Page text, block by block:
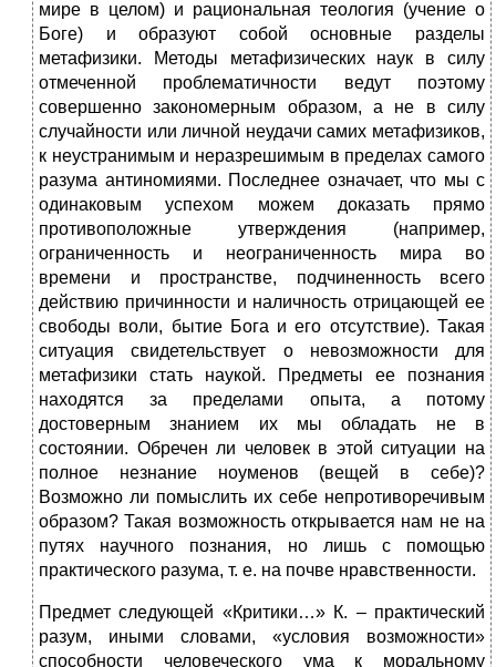
мире в целом) и рациональная теология (учение о
Боге) и образуют собой основные разделы
метафизики. Методы метафизических наук в силу
отмеченной проблематичности ведут поэтому
совершенно закономерным образом, а не в силу
случайности или личной неудачи самих метафизиков,
к неустранимым и неразрешимым в пределах самого
разума антиномиями. Последнее означает, что мы с
одинаковым успехом можем доказать прямо
противоположные утверждения (например,
ограниченность и неограниченность мира во
времени и пространстве, подчиненность всего
действию причинности и наличность отрицающей ее
свободы воли, бытие Бога и его отсутствие). Такая
ситуация свидетельствует о невозможности для
метафизики стать наукой. Предметы ее познания
находятся за пределами опыта, а потому
достоверным знанием их мы обладать не в
состоянии. Обречен ли человек в этой ситуации на
полное незнание ноуменов (вещей в себе)?
Возможно ли помыслить их себе непротиворечивым
образом? Такая возможность открывается нам не на
путях научного познания, но лишь с помощью
практического разума, т. е. на почве нравственности.
Предмет следующей «Критики…» К. – практический
разум, иными словами, «условия возможности»
способности человеческого ума к моральному